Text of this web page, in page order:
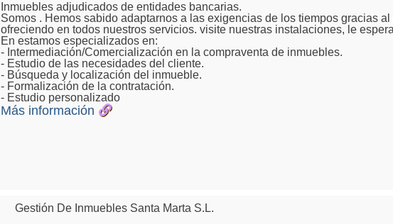
Inmuebles adjudicados de entidades bancarias.
Somos . Hemos sabido adaptarnos a las exigencias de los tiempos gracias
ofreciendo en todos nuestros servicios. visite nuestras instalaciones, le
En estamos especializados en:
- Intermediación/Comercialización en la compraventa de inmuebles.
- Estudio de las necesidades del cliente.
- Búsqueda y localización del inmueble.
- Formalización de la contratación.
- Estudio personalizado
Más información
Gestión De Inmuebles Santa Marta S.L.